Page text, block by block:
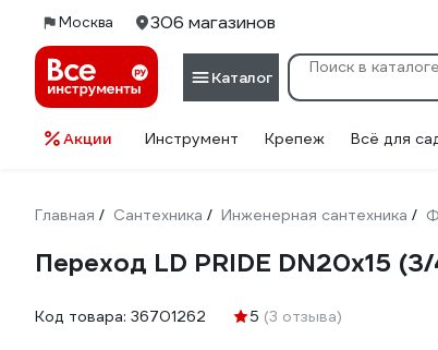
Москва 306 магазинов
Каталог
Акции Инструмент Крепеж Всё для
Главная / Сантехника / Инженерная сантехника /
Переход LD PRIDE DN20х15
Код товара: 36701262 5 (3 отзыва)